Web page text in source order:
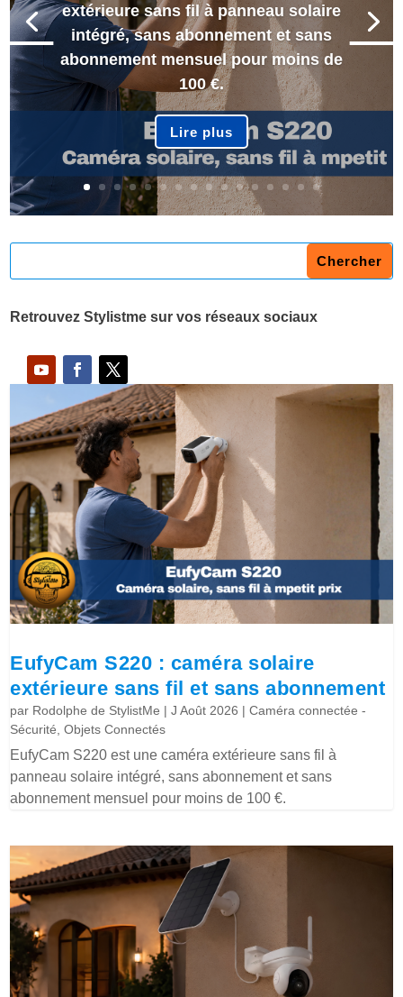
extérieure sans fil à panneau solaire
intégré, sans abonnement et sans
abonnement mensuel pour moins de
100 €.
Lire plus
Retrouvez Stylistme sur vos réseaux sociaux
EufyCam S220 : caméra solaire
extérieure sans fil et sans abonnement
par Rodolphe de StylistMe |J Août 2026 |Caméra connectée -
Sécurité ,Objets Connectés
EufyCam S220 est une caméra extérieure sans fil à
panneau solaire intégré, sans abonnement et sans
abonnement mensuel pour moins de 100 €.